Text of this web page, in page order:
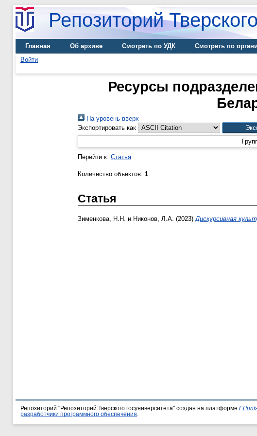
Репозиторий
Главная Об архиве Смотреть по УДК Смотреть по
Войти
Ресурсы
На уровень вверх
Экспортировать как
Перейти к: Статья
Количество объектов: 1.
Статья
Зименкова, Н.Н. и Никонов, Л.А. (2023)Дискурсивная
Репозиторий "Репозиторий Тверского госуниверситета" создан на платформе
разработчики программного обеспечения